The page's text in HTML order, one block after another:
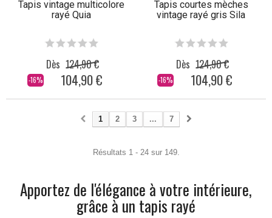
Tapis vintage multicolore
rayé Quia
-16%
Dès 124,90 €
104,90 €
Tapis courtes mèches
vintage rayé gris Sila
-16%
Dès 124,90 €
104,90 €
1 2 3 ... 7
Résultats 1 - 24 sur 149.
Apportez de l'élégance à votre intérieure,
grâce à un tapis rayé